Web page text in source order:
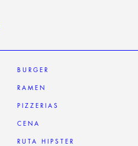
BURGER
RAMEN
PIZZERIAS
CENA
RUTA HIPSTER